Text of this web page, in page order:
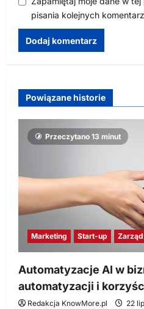
pisania kolejnych
Powiązane historie
Przeczytano 13 minut
Marketing Start-up
Automatyzacje AI w
automatyzacji i
Redakcja KnowMore.pl 22